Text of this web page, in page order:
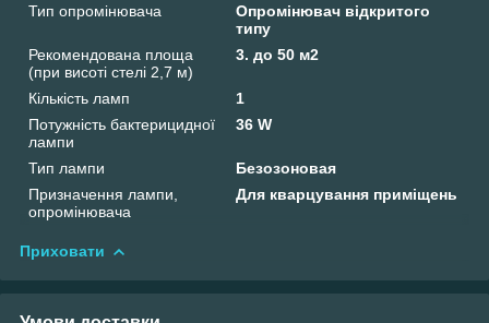
Тип опромінювача
Опромінювач відкритого
типу
Рекомендована площа
(при висоті стелі 2,7 м)
3. до 50 м2
Кількість ламп
1
Потужність бактерицидної
лампи
36 W
Тип лампи
Безозоновая
Призначення лампи,
опромінювача
Для кварцування приміщень
Приховати